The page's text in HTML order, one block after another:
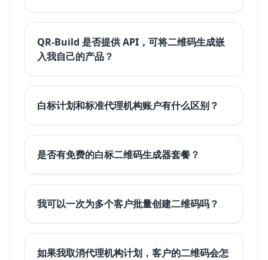
QR-Build 是否提供 API，可将二维码生成嵌
入我自己的产品？
白标计划和标准代理机构账户有什么区别？
是否有免费的白标二维码生成器套餐？
我可以一次为多个客户批量创建二维码吗？
如果我取消代理机构计划，客户的二维码会怎